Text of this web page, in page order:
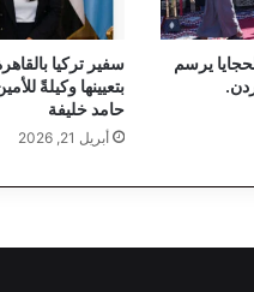
يرسم
سفير تركيا
بتعيينها وكيلةً
حامد خليفة
أبريل 21, 2026